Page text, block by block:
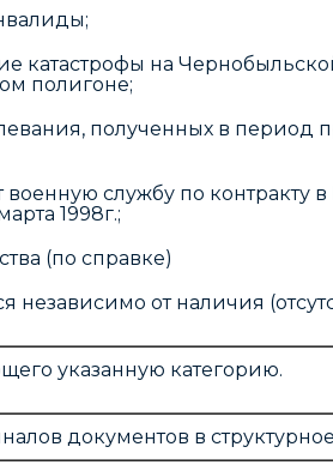
катастрофы на
полигоне;
полученных в период
службу по контракту
1998г.;
(по справке)
независимо от наличия
указанную категорию.
документов в